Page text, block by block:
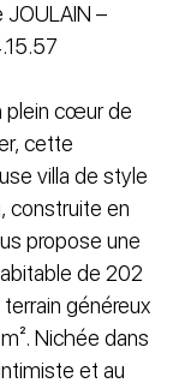
JOULAIN –
plein cœur de
cette
villa de style
construite en
propose une
de 202
terrain généreux
Nichée dans
et au